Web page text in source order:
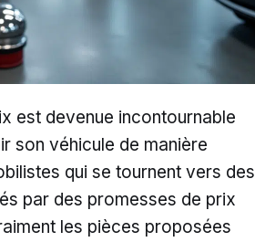
est devenue incontournable
son véhicule de manière
qui se tournent vers des
par des promesses de prix
les pièces proposées